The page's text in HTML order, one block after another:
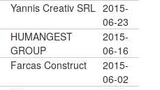
Yannis Creativ SRL 2015-
06-23
HUMANGEST
GROUP
2015-
06-16
Farcas Construct
2015-
06-02